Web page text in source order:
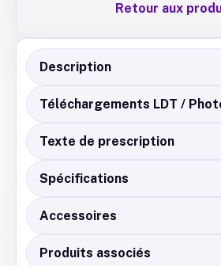
Retour aux
Description
Téléchargements LDT /
Texte de prescription
Spécifications
Accessoires
Produits associés